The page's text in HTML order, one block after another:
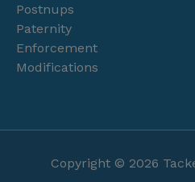
Postnups
Paternity
Enforcement
Modifications
Copyright © 2026